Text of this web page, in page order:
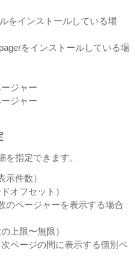
をインストールしている場
をインストールしている場
ジャー
ジャー
指定できます。
件数）
オフセット）
のページャーを表示する場合
上限〜無限）
ページの間に表示する個別ペ